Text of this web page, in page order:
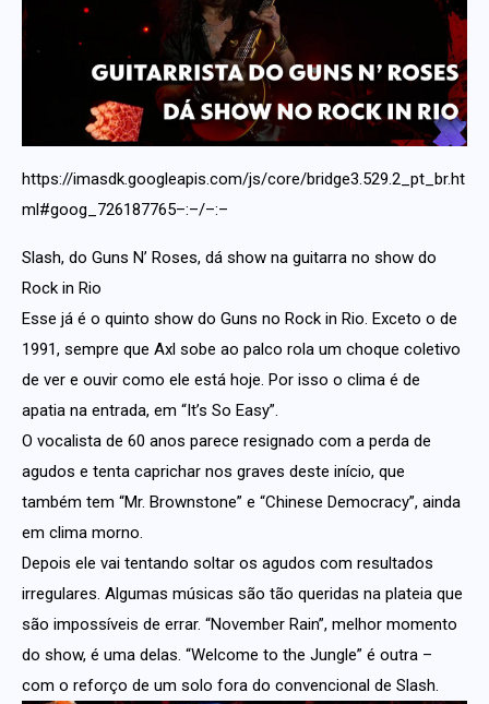
https://imasdk.googleapis.com/js/core/bridge3.529.2_pt_br.ht
ml#goog_726187765–:–/–:–
Slash, do Guns N’ Roses, dá show na guitarra no show do
Rock in Rio
Esse já é o quinto show do Guns no Rock in Rio. Exceto o de
1991, sempre que Axl sobe ao palco rola um choque coletivo
de ver e ouvir como ele está hoje. Por isso o clima é de
apatia na entrada, em “It’s So Easy”.
O vocalista de 60 anos parece resignado com a perda de
agudos e tenta caprichar nos graves deste início, que
também tem “Mr. Brownstone” e “Chinese Democracy”, ainda
em clima morno.
Depois ele vai tentando soltar os agudos com resultados
irregulares. Algumas músicas são tão queridas na plateia que
são impossíveis de errar. “November Rain”, melhor momento
do show, é uma delas. “Welcome to the Jungle” é outra –
com o reforço de um solo fora do convencional de Slash.